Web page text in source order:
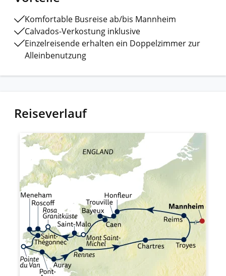
Komfortable Busreise ab/bis Mannheim
Calvados-Verkostung inklusive
Einzelreisende erhalten ein Doppelzimmer zur
Alleinbenutzung
Reiseverlauf